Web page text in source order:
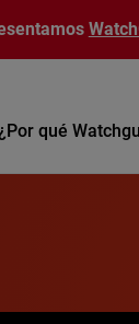
qué